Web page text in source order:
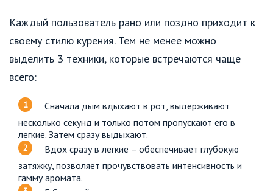
Каждый пользователь рано или поздно приходит к
своему стилю курения. Тем не менее можно
выделить 3 техники, которые встречаются чаще
всего:
Сначала дым вдыхают в рот, выдерживают
несколько секунд и только потом пропускают его в
легкие. Затем сразу выдыхают.
Вдох сразу в легкие – обеспечивает глубокую
затяжку, позволяет прочувствовать интенсивность и
гамму аромата.